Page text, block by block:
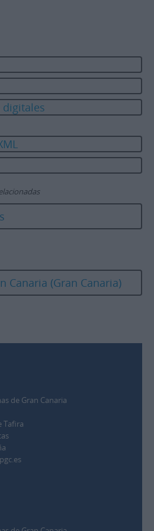
digitales
Canaria (Gran Canaria)
de Gran Canaria
Tafira